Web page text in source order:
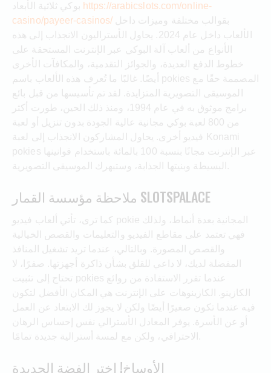
https://arabicslots.com/online-
casino/payeer-casinos/
الألعاب داخل عام 2024. يحاول الأستراليون الانجذاب إلى هذه
الأنواع من ألعاب آلة البوكي عبر الإنترنت المستحقة على
خطوط الدفع العديدة، والجوائز التقدمية، والمكافآت الأخرى
أيضًا. غالبًا ما تُعرف هذه الألعاب باسم pokies المصممة حقًا مع
الموسيقى التصويرية المتزايدة.
لقد تم تأسيسها من قبل بائع
برامج موثوق به في عام 1994، ومنذ ذلك الحين، طورت أكثر
من 800 لعبة بوكي مجانية عالية الجودة بدون تنزيل أو لعبة
فيديو أخرى. يحاول المشاركون الانجذاب إلى لعبة Konami
pokies عبر الإنترنت مجانًا بنسبة 100 بالمائة باستخدام قوانينها
البسيطة وبنيتها الجذابة، وستبهرك الموسيقى التصويرية.
ملاحظة مؤسسة القمار SLOTSPALACE
كما ترى، تأتي ألعاب فيديو pokie المجانية بعدة أنماط، ولذلك
فهي تعتمد على مقاطع الفيديو والتعليمات والقصص الخيالية
والقصص المصورة. وبالتالي، عندما تريد تشغيل المنافذ
المفضلة لديك، لا داعي للقلق بشأن ذاكرة أجهزتها. صفرًا، لا
تحتاج إلى تثبيت pokies عندما تقرر الاستفادة من روائع
الكازينو. الكازينوهات على الإنترنت هي المكان الأفضل لتكون
فيه عندما تكون صغيرًا أيضًا ولكن لا يجوز لك الابتعاد عن العمل
أو عن الأسرة. يوفر المعادل الأسترالي نفس إحساس الرهان
الاحترافي، ولكن مع لمسة أسترالية جديدة تمامًا.
الأوساخ! اختر الفضة الجديدة